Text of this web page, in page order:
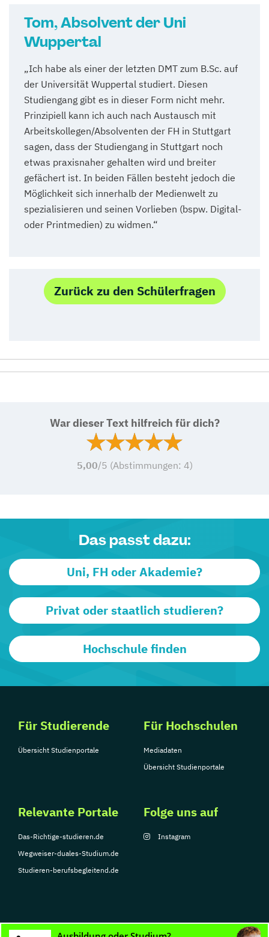
Tom, Absolvent der Uni
Wuppertal
„Ich habe als einer der letzten DMT zum B.Sc. auf
der Universität Wuppertal studiert. Diesen
Studiengang gibt es in dieser Form nicht mehr.
Prinzipiell kann ich auch nach Austausch mit
Arbeitskollegen/Absolventen der FH in Stuttgart
sagen, dass der Studiengang in Stuttgart noch
etwas praxisnaher gehalten wird und breiter
gefächert ist. In beiden Fällen besteht jedoch die
Möglichkeit sich innerhalb der Medienwelt zu
spezialisieren und seinen Vorlieben (bspw. Digital-
oder Printmedien) zu widmen.“
Zurück zu den Schülerfragen
War dieser Text hilfreich für dich?
5,00/5 (Abstimmungen: 4)
Das passt dazu:
Uni, FH oder Akademie?
Privat oder staatlich studieren?
Hochschule finden
Für Studierende
Übersicht Studienportale
Für Hochschulen
Mediadaten
Übersicht Studienportale
Relevante Portale
Das-Richtige-studieren.de
Wegweiser-duales-Studium.de
Studieren-berufsbegleitend.de
Folge uns auf
Instagram